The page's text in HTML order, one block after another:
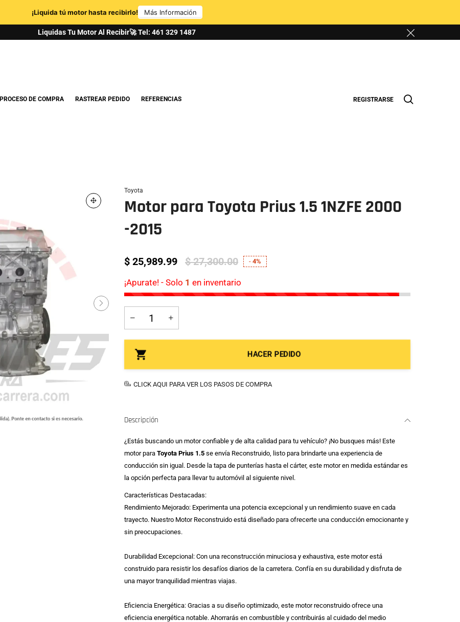
Liquidas Tu Motor Al Recibir🚀 Tel: 461 329 1487
PROCESO DE COMPRA RASTREAR PEDIDO REFERENCIAS REGISTRARSE
Toyota
Motor para Toyota Prius 1.5 1NZFE 2000
-2015
$ 25,989.99 $ 27,300.00 - 4%
¡Apurate! - Solo 1 en inventario
HACER PEDIDO
CLICK AQUI PARA VER LOS PASOS DE COMPRA
Descripción
¿Estás buscando un motor confiable y de alta calidad para tu vehículo? ¡No busques más! Este
motor para Toyota Prius 1.5 se envía Reconstruido, listo para brindarte una experiencia de
conducción sin igual. Desde la tapa de punterías hasta el cárter, este motor en medida estándar es
la opción perfecta para llevar tu automóvil al siguiente nivel.
Características Destacadas:
Rendimiento Mejorado: Experimenta una potencia excepcional y un rendimiento suave en cada
trayecto. Nuestro Motor Reconstruido está diseñado para ofrecerte una conducción emocionante y
sin preocupaciones.
Durabilidad Excepcional: Con una reconstrucción minuciosa y exhaustiva, este motor está
construido para resistir los desafíos diarios de la carretera. Confía en su durabilidad y disfruta de
una mayor tranquilidad mientras viajas.
Eficiencia Energética: Gracias a su diseño optimizado, este motor reconstruido ofrece una
eficiencia energética notable. Ahorrarás en combustible y contribuirás al cuidado del medio